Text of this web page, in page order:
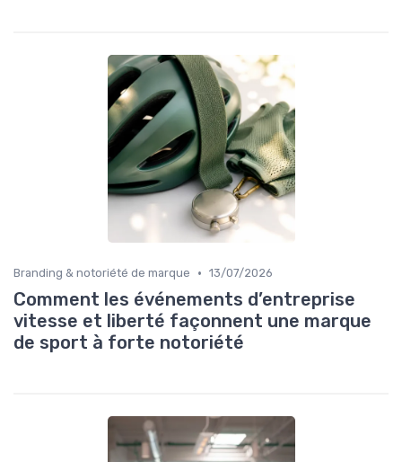
Branding & notoriété de marque • 13/07/2026
Comment les événements d’entreprise
vitesse et liberté façonnent une marque
de sport à forte notoriété